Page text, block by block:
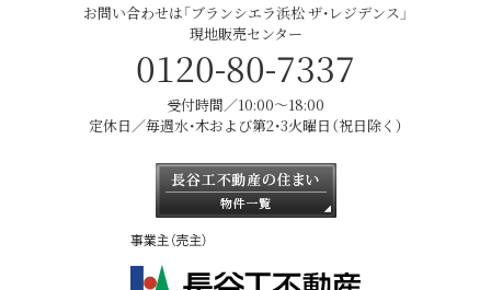
お問い合わせは「ブランシエラ浜松 ザ・レジデンス」
現地販売センター
0120-80-7337
受付時間／10:00〜18:00
定休日／毎週水・木および第2・3火曜日（祝日除く）